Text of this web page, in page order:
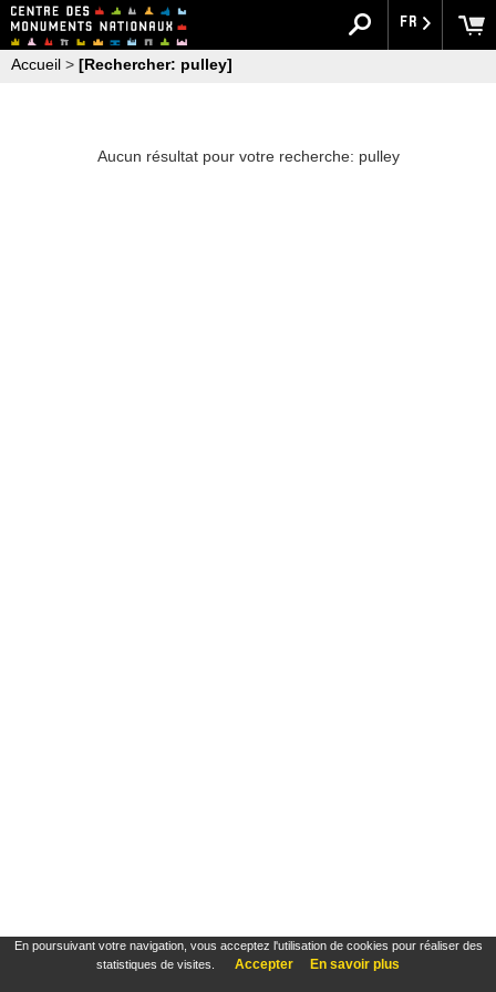
En poursuivant votre navigation, vous acceptez l'utilisation de cookies pour réaliser des
statistiques de visites.
Accepter En savoir plus
FR
Accueil > [Rechercher: pulley]
Aucun résultat pour votre recherche: pulley